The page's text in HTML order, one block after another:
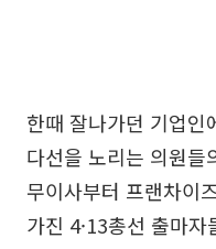
한때 잘나가던 기업인
다선을 노리는 의원들
무이사부터 프랜차이
가진 4·13총선 출마